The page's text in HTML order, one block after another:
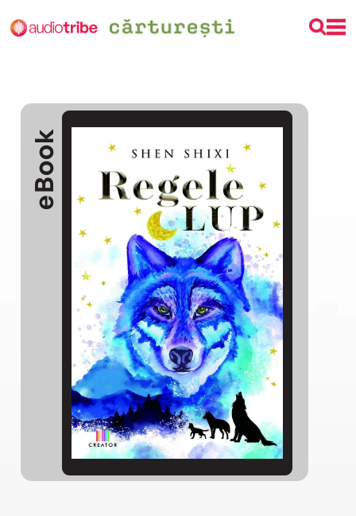
eBook